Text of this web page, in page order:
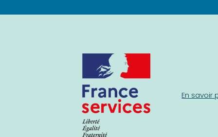
En savoir